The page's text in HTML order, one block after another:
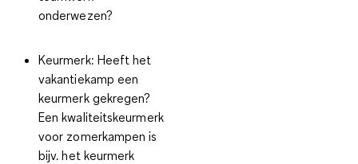
onderwezen?
Keurmerk: Heeft het
vakantiekamp een
keurmerk gekregen?
Een kwaliteitskeurmerk
voor zomerkampen is
bijv. het keurmerk